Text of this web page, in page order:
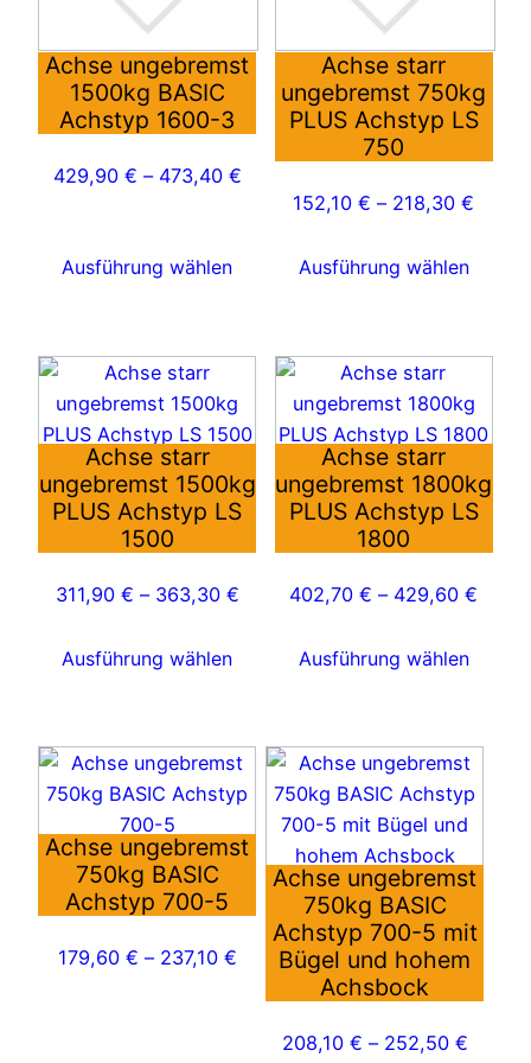
Achse ungebremst
1500kg BASIC
Achstyp 1600-3
429,90 € – 473,40 €
Ausführung wählen
Optionen
können
auf
Produktseite
Achse starr
ungebremst 750kg
PLUS Achstyp LS
750
152,10€ – 218,30€
Ausführung wählen
Optionen
können
auf
gewählt
Achse starr
ungebremst 1500kg
PLUS Achstyp LS
1500
311,90 € – 363,30 €
Ausführung wählen
Dieses
Produkt
weist
mehrere
Varianten
auf.
Die
Optionen
werden
Achse starr
ungebremst 1800kg
PLUS Achstyp LS
1800
402,70€ – 429,60€
Ausführung wählen
Dieses
Produkt
weist
mehrere
Varianten
auf.
Die
Optionen
werden
Achse ungebremst
750kg BASIC
Achstyp 700-5
179,60 € – 237,10 €
Dieses
Produkt
mehrere
Varianten
auf.
Die
Achse ungebremst
750kg BASIC
Achstyp 700-5 mit
Bügel und hohem
Achsbock
208,10 € – 252,50 €
Dieses
Produkt
weist
mehrere
Varianten
Die
Optionen
können
auf